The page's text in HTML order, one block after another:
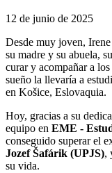
12 de junio de 2025
Desde muy joven,
su madre y su abuela,
curar y acompañar a
sueño la llevaría a
en Košice, Eslovaquia.
Hoy, gracias a su
equipo en EME -
conseguido superar el
Jozef Šafárik (UPJS),
su vida.